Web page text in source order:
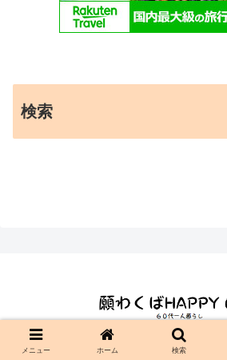
検索
© 2021-2026 願わくば
メニュー ホーム 検索